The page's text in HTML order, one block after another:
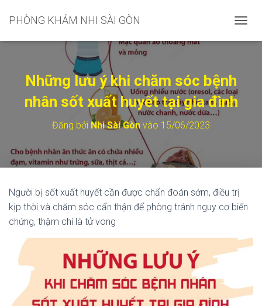
PHÒNG KHÁM NHI SÀI GÒN
H
C
N
Những lưu ý khi chăm sóc bệnh
nhân sốt xuất huyết tại gia đình
Đăng bởi Nhi Sài Gòn vào 15/06/2023
Người bị sốt xuất huyết cần được chẩn đoán sớm, điều trị
kịp thời và chăm sóc cẩn thận để phòng tránh nguy cơ biến
chứng, thậm chí là tử vong